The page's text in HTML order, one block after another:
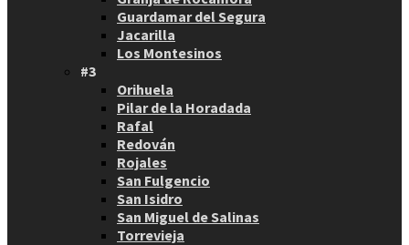
Guardamar del Segura
Jacarilla
Los Montesinos
#3
Orihuela
Pilar de la Horadada
Rafal
Redován
Rojales
San Fulgencio
San Isidro
San Miguel de Salinas
Torrevieja